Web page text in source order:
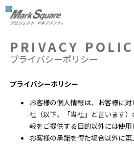
マークスクエア
HOME
業務案内
ビジネスパートナー
PRIVACY
プライバシーポリシー
プライバシーポリシー
お客様の個人情報は、お客様に
社（以下、「当社」と言います
報をご提供する目的以外には使用
お客様の承諾を得た場合以外に